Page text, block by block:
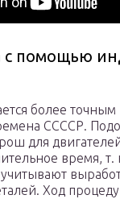
с помощью
более
ССССР.
для
время,
Ход